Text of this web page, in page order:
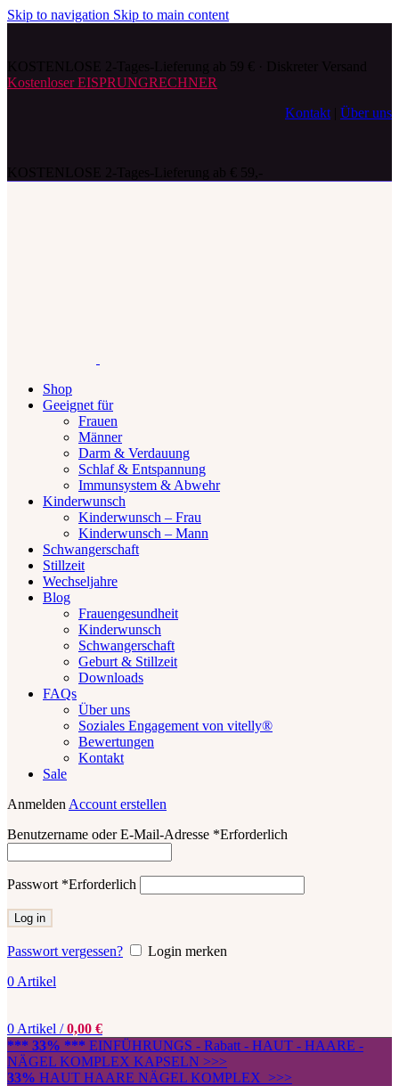
Skip to navigation Skip to main content
Kostenloser EISPRUNGRECHNER
Kontakt
Über uns
Shop
Geeignet für
Frauen
Männer
Darm & Verdauung
Schlaf & Entspannung
Immunsystem & Abwehr
Kinderwunsch
Kinderwunsch – Frau
Kinderwunsch – Mann
Schwangerschaft
Stillzeit
Wechseljahre
Blog
Frauengesundheit
Kinderwunsch
Schwangerschaft
Geburt & Stillzeit
Downloads
FAQs
Über uns
Soziales Engagement von vitelly®
Bewertungen
Kontakt
Sale
Anmelden Account erstellen
Benutzername oder E-Mail-Adresse *Erforderlich
Passwort *Erforderlich
Log in
Passwort vergessen?
Login merken
0 Artikel
0 Artikel / 0,00 €
*** 33% *** EINFÜHRUNGS - Rabatt - HAUT - HAARE -
NÄGEL KOMPLEX KAPSELN >>>
33% HAUT HAARE NÄGEL KOMPLEX >>>